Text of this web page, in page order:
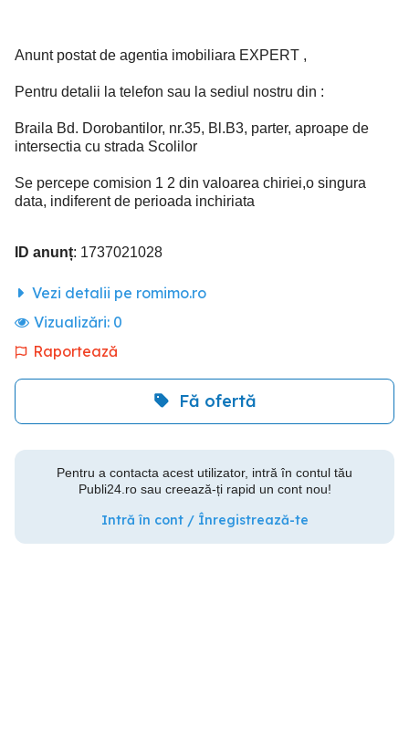
Anunt postat de agentia imobiliara EXPERT ,
Pentru detalii la telefon sau la sediul nostru din :
Braila Bd. Dorobantilor, nr.35, Bl.B3, parter, aproape de
intersectia cu strada Scolilor
Se percepe comision 1 2 din valoarea chiriei,o singura
data, indiferent de perioada inchiriata
ID anunț: 1737021028
Vezi detalii pe romimo.ro
Vizualizări: 0
Raportează
Fă ofertă
Pentru a contacta acest utilizator, intră în contul tău
Publi24.ro sau creează-ți rapid un cont nou!
Intră în cont / Înregistrează-te